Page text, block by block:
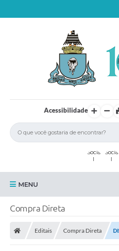
Acessibilidade
MENU
Iacanga
Diário Oficial
Compra Direta
Editais Compra Direta